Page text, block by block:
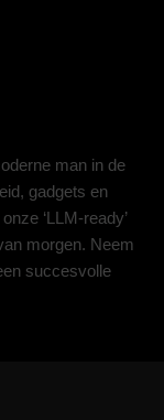
man in de
gadgets en
‘LLM-ready’
morgen. Neem
succesvolle